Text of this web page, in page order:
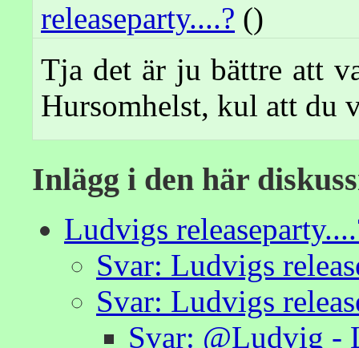
releaseparty....? ()
Tja det är ju bättre att
Hursomhelst, kul att du
Inlägg i den här
Ludvigs
Svar: Ludvigs
Svar: Ludvigs
Svar: @Ludvig -